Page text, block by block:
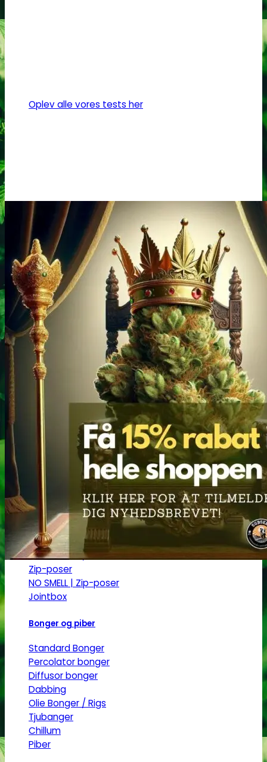
Oplev alle vores tests her
Headshop
Headshop
Jointpapir og filter
King Size Jointpapir
Slim Size Jointpapir
Cones
Filtertips
Blunt wraps
SmokersPack
Smokers Choice
Opbevaring og transport
Vacuum beholdere
Jointrør
Skulekasser / Stashbox
Zip-poser
NO SMELL | Zip-poser
Jointbox
Bonger og piber
Standard Bonger
Percolator bonger
Diffusor bonger
Dabbing
Olie Bonger / Rigs
Tjubanger
Chillum
Piber
på
varesiden